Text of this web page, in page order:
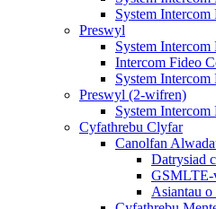
System
Preswyl
System
Intercom Fideo
System
Preswyl (2-wifren)
System
Cyfathrebu Clyfar
Canolfan
Datrysiad
GSMLTE-
Asiantau